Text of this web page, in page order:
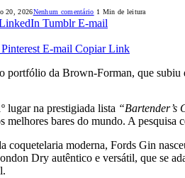
20, 2026Nenhum comentário 1 Min de leitura
Tumblr E-mail
Pinterest E-mail Copiar Link
portfólio da Brown-Forman, que subiu
lugar na prestigiada lista “Bartender’s
melhores bares do mundo. A pesquisa
coquetelaria moderna, Fords Gin
Dry autêntico e versátil, que se